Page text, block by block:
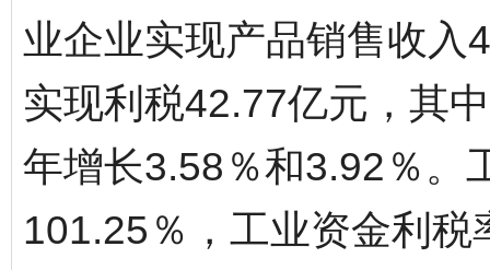
业企业实现产品销售收入
实现利税42.77亿元，其
年增长3.58％和3.92％。
101.25％，工业资金利